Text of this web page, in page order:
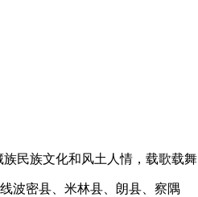
民族文化和风土人情，载歌载舞
波密县、米林县、朗县、察隅